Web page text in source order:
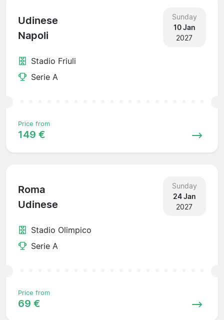
Udinese
Napoli
Sunday
10 Jan
2027
Stadio Friuli
Serie A
Price from
149 €
Roma
Udinese
Sunday
24 Jan
2027
Stadio Olimpico
Serie A
Price from
69 €